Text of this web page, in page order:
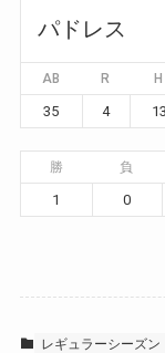
パドレス
AB R H
35 4 13
勝 負
1 0
レギュラーシーズン